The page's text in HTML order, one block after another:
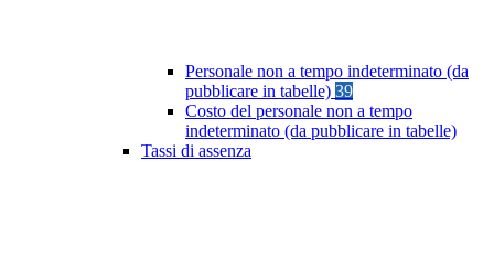
Personale non a tempo indeterminato (da
pubblicare in tabelle) 39
Costo del personale non a tempo
indeterminato (da pubblicare in tabelle)
Tassi di assenza